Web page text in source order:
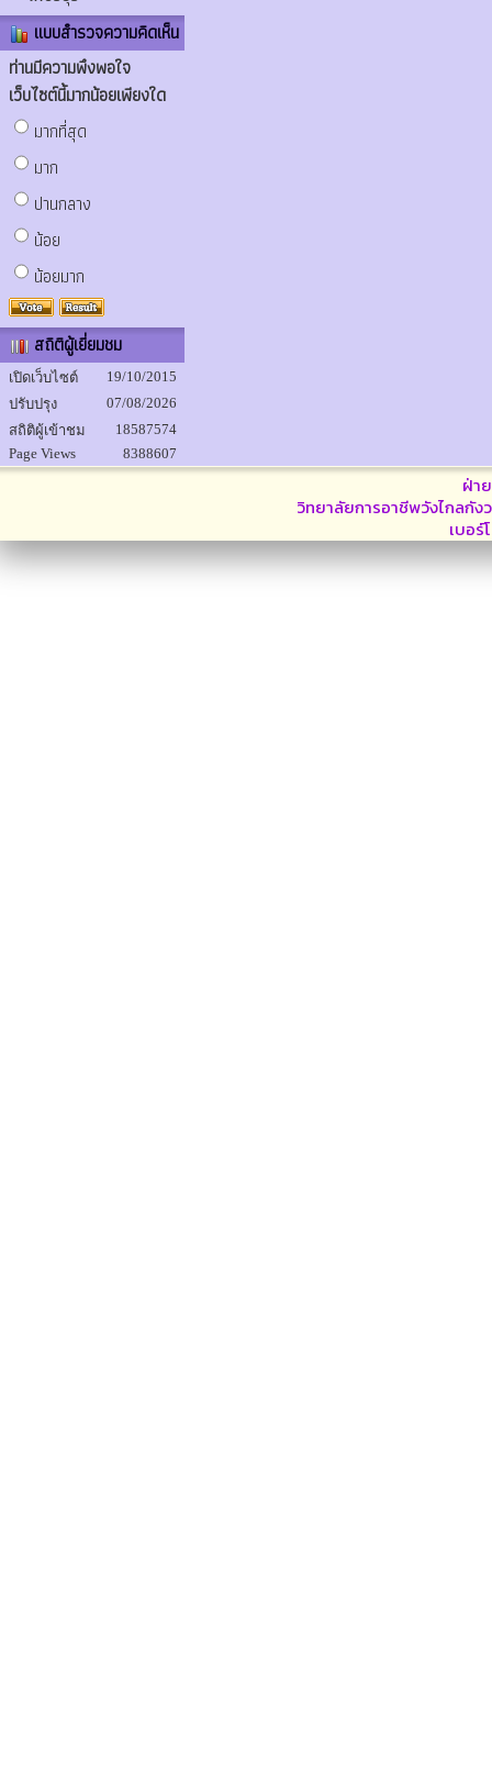
แบบสำรวจความคิดเห็น
ท่านมีความพึงพอใจ
เว็บไซต์นี้มากน้อยเพียงใด
มากที่สุด
มาก
ปานกลาง
น้อย
น้อยมาก
สถิติผู้เยี่ยมชม
เปิดเว็บไซต์
19/10/2015
ปรับปรุง
07/08/2026
สถิติผู้เข้าชม
18587574
Page Views
8388607
ฝ่า
วิทยาลัยการอาชีพวังไกลกัง
เบอ